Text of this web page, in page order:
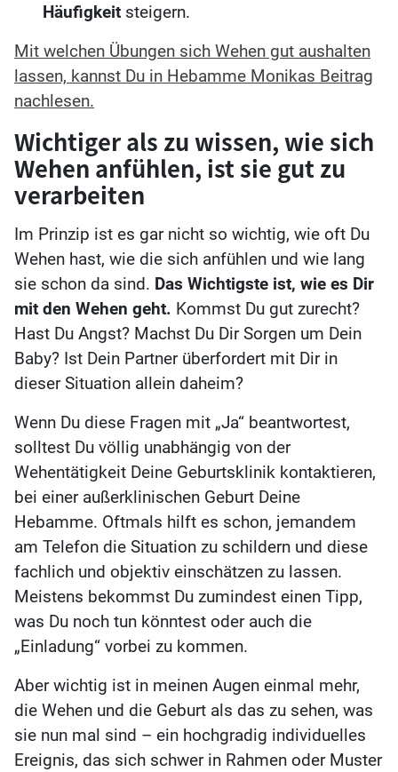
Häufigkeit steigern.
Mit welchen Übungen sich Wehen gut aushalten
lassen, kannst Du in Hebamme Monikas Beitrag
nachlesen.
Wichtiger als zu wissen, wie sich
Wehen anfühlen, ist sie gut zu
verarbeiten
Im Prinzip ist es gar nicht so wichtig, wie oft Du
Wehen hast, wie die sich anfühlen und wie lang
sie schon da sind. Das Wichtigste ist, wie es Dir
mit den Wehen geht. Kommst Du gut zurecht?
Hast Du Angst? Machst Du Dir Sorgen um Dein
Baby? Ist Dein Partner überfordert mit Dir in
dieser Situation allein daheim?
Wenn Du diese Fragen mit „Ja“ beantwortest,
solltest Du völlig unabhängig von der
Wehentätigkeit Deine Geburtsklinik kontaktieren,
bei einer außerklinischen Geburt Deine
Hebamme. Oftmals hilft es schon, jemandem
am Telefon die Situation zu schildern und diese
fachlich und objektiv einschätzen zu lassen.
Meistens bekommst Du zumindest einen Tipp,
was Du noch tun könntest oder auch die
„Einladung“ vorbei zu kommen.
Aber wichtig ist in meinen Augen einmal mehr,
die Wehen und die Geburt als das zu sehen, was
sie nun mal sind – ein hochgradig individuelles
Ereignis, das sich schwer in Rahmen oder Muster